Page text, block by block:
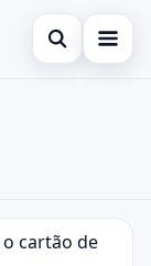
Abrir busca
fechar.